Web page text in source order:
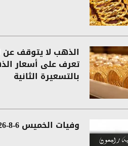
الذهب لا يتوقف عن
تعرف على أسعار
بالتسعيرة الثانية
وفيات الخميس 6-8-2026